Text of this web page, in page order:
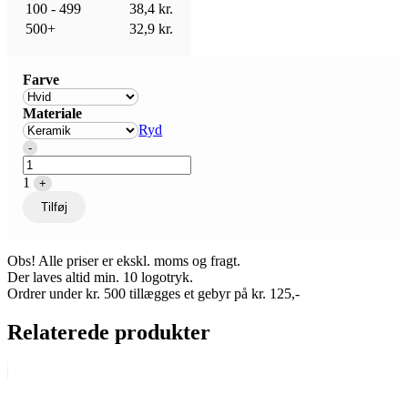
100 - 499
38,4 kr.
500+
32,9 kr.
Farve
Materiale
Ryd
Quantity
-
1
+
Tilføj
Obs! Alle priser er ekskl. moms og fragt.
Der laves altid min. 10 logotryk.
Ordrer under kr. 500 tillægges et gebyr på kr. 125,-
Relaterede produkter